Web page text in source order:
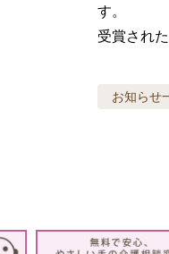
す。
受賞され
お知らせ